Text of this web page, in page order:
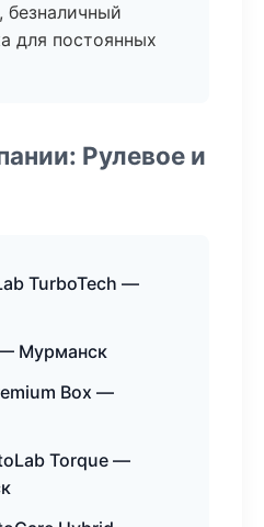
безналичный
для постоянных
Рулевое и
TurboTech —
Мурманск
Box —
Torque —